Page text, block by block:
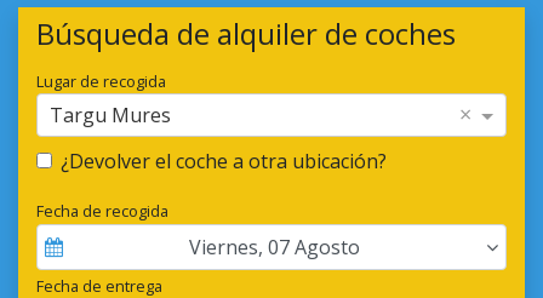
Búsqueda de alquiler de coches
Lugar de recogida
Targu Mures ×
¿Devolver el coche a otra ubicación?
Fecha de recogida
Viernes, 07Agosto
Fecha de entrega